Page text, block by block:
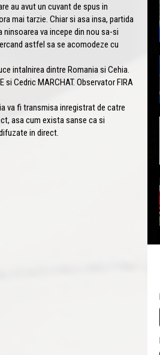
au avut un cuvant de spus in
mai tarzie. Chiar si asa insa, partida
va incepe din nou sa-si
astfel sa se acomodeze cu
intalnirea dintre Romania si Cehia.
Cedric MARCHAT. Observator FIRA
va fi transmisa inregistrat de catre
asa cum exista sanse ca si
in direct.